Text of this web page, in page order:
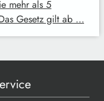
mehr als 5
Gesetz gilt ab …